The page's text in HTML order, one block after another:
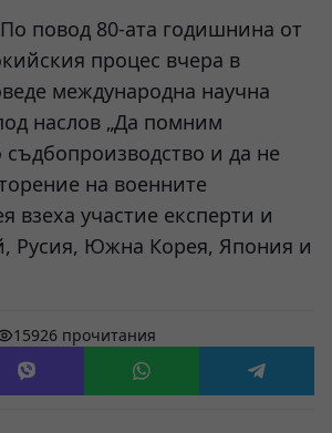
повод 80-ата годишнина от
процес вчера в
международна научна
наслов „Да помним
съдбопроизводство и да не
на военните
взеха участие експерти и
Русия, Южна Корея, Япония и
15926 прочитания